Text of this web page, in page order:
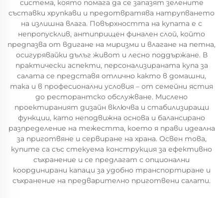
система, която помага да се запазят зелените
съставки хрупкави и предотвратява натрупването
на излишна влага. Повърхността на купата е с
непропусклив, антиприщен финален слой, който
предпазва от вдигане на миризми и влагане на петна,
осигурявайки дълъг живот и лесно поддържане. В
практически аспекти, персонализираната купа за
салата се представя отлично както в домашни,
така и в професионални условия – от семейни ястия
до ресторантско обслужване. Мислено
проектираният дизайн включва и стабилизиращи
функции, като неподвижна основа и балансирано
разпределение на тежестта, което я прави идеална
за приготвяне и сервиране на храна. Освен това,
купите са със стекуема конструкция за ефективно
съхранение и се предлагат с опционални
координирани капаци за удобно транспортиране и
съхранение на предварително приготвени салати.